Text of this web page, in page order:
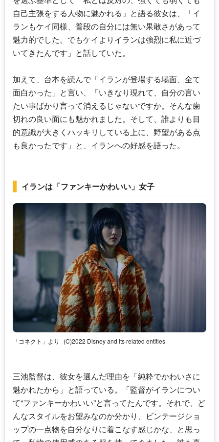
自己主張をする人物に魅かれる」と語る彼女は、「イ
ランもケイ同様、普段の自分には無い果敢さがあって
魅力的でした。でもケイよりイランは強烈に私に近づ
いてきたんです」と話していた。
加えて、台本を読んで「イランが登場する場面、全て
面白かった」と言い、「いきなり現れて、自分の言い
たい事ばかり言って消えるじゃないですか。そんな歯
切れの良い面にも魅かれました。そして、誰よりも目
的意識が大きくハッキリしている上に、野望がある点
も良かったです」と、イランへの好感を語った。
イランは「ファンキーかわいい」女子
「コネクト」より (C)2022 Disney and its related entities
三池監督は、彼女を選んだ理由を「純粋でかわいさに
魅かれたから」と語っている。「監督がイランについ
て“ファンキーかわいい”と言ってたんです。それで、ど
んなスタイルをお望みなのか分かり、ビンテージショ
ップの一点物を自分なりに着こなす感じかな、と思っ